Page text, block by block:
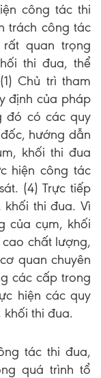
công tác thi
trách công tác
quan trọng
thi đua, thể
Chủ trì tham
định của pháp
đó có các quy
hướng dẫn
khối thi đua
hiện công tác
(4) Trực tiếp
thi đua. Vì
của cụm, khối
chất lượng,
quan chuyên
các cấp trong
hiện các quy
thi đua.
tác thi đua,
quá trình tổ